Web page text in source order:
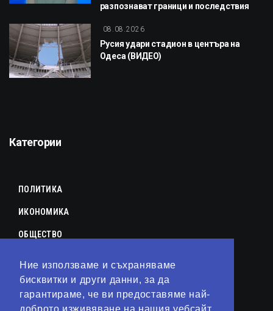
Ние използваме и съхраняваме
бисквитки и други данни, за да
гарантираме, че ви предоставяме най-
разпознават граници и последствия
08.08.2026
Русия удари стадион в центъра на
Одеса (ВИДЕО)
Категории
ПОЛИТИКА
ИКОНОМИКА
ОБЩЕСТВО
КУЛТУРА
ЛАЙФСТАЙЛ